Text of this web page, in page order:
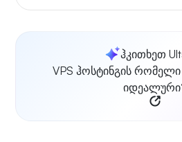
ჰკითხეთ
VPS ჰოსტინგის რომელი